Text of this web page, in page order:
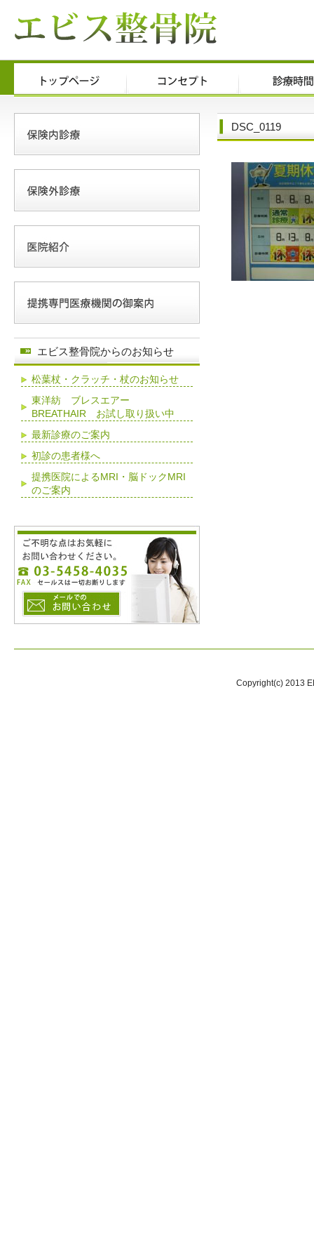
DSC_0119
エビス整骨院からのお知らせ
松葉杖・クラッチ・杖のお知らせ
東洋紡 ブレスエアー
BREATHAIR お試し取り扱い中
最新診療のご案内
初診の患者様へ
提携医院によるMRI・脳ドックMRI
のご案内
Copyright(c) 2013